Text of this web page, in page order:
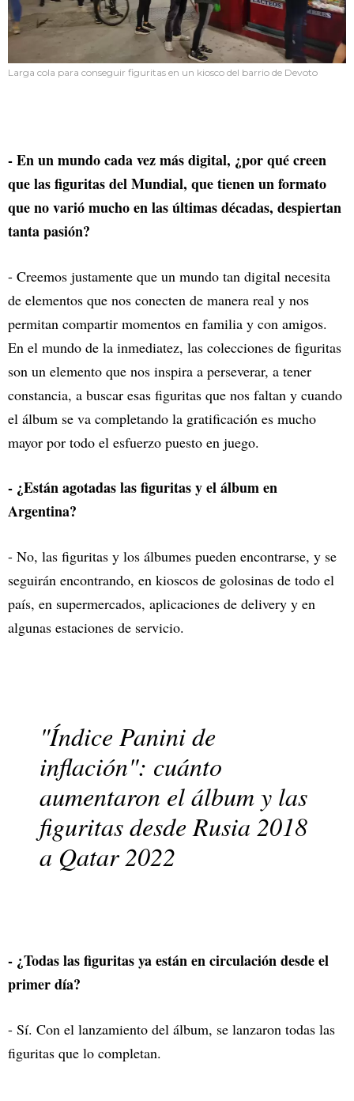
Larga cola para conseguir figuritas en un kiosco del barrio de Devoto
- En un mundo cada vez más digital, ¿por qué creen
que las figuritas del Mundial, que tienen un formato
que no varió mucho en las últimas décadas, despiertan
tanta pasión?
- Creemos justamente que un mundo tan digital necesita
de elementos que nos conecten de manera real y nos
permitan compartir momentos en familia y con amigos.
En el mundo de la inmediatez, las colecciones de figuritas
son un elemento que nos inspira a perseverar, a tener
constancia, a buscar esas figuritas que nos faltan y cuando
el álbum se va completando la gratificación es mucho
mayor por todo el esfuerzo puesto en juego.
- ¿Están agotadas las figuritas y el álbum en
Argentina?
- No, las figuritas y los álbumes pueden encontrarse, y se
seguirán encontrando, en kioscos de golosinas de todo el
país, en supermercados, aplicaciones de delivery y en
algunas estaciones de servicio.
"Índice Panini de
inflación": cuánto
aumentaron el álbum y las
figuritas desde Rusia 2018
a Qatar 2022
- ¿Todas las figuritas ya están en circulación desde el
primer día?
- Sí. Con el lanzamiento del álbum, se lanzaron todas las
figuritas que lo completan.